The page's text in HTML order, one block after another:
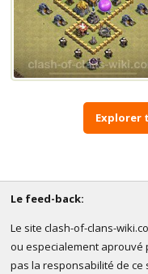
Explorer
Le feed-back:
Le site clash-of-clans-
ou especialement aprouvé
pas la responsabilité de ce